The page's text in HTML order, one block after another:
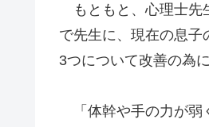
もともと、心理士先
で先生に、現在の息
3つについて改善の為
「体幹や手の力が弱